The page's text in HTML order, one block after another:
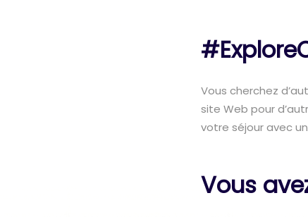
Vous cherchez
site Web pour
votre séjour avec
Vous